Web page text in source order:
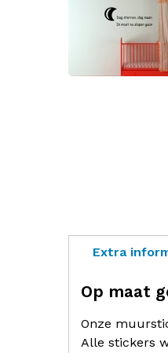
Extra
Op maat
Onze
Alle stickers